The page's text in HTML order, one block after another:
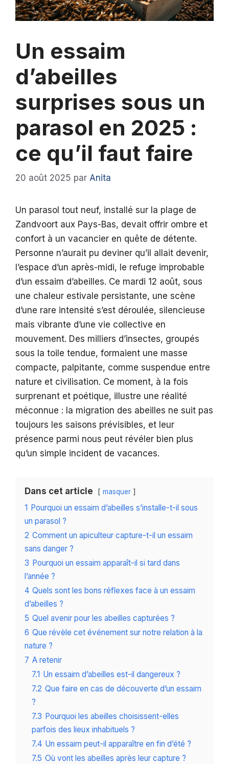
Un essaim
d’abeilles
surprises sous un
parasol en 2025 :
ce qu’il faut faire
20 août 2025 par Anita
Un parasol tout neuf, installé sur la plage de
Zandvoort aux Pays-Bas, devait offrir ombre et
confort à un vacancier en quête de détente.
Personne n’aurait pu deviner qu’il allait devenir,
l’espace d’un après-midi, le refuge improbable
d’un essaim d’abeilles. Ce mardi 12 août, sous
une chaleur estivale persistante, une scène
d’une rare intensité s’est déroulée, silencieuse
mais vibrante d’une vie collective en
mouvement. Des milliers d’insectes, groupés
sous la toile tendue, formaient une masse
compacte, palpitante, comme suspendue entre
nature et civilisation. Ce moment, à la fois
surprenant et poétique, illustre une réalité
méconnue : la migration des abeilles ne suit pas
toujours les saisons prévisibles, et leur
présence parmi nous peut révéler bien plus
qu’un simple incident de vacances.
Dans cet article masquer
1 Pourquoi un essaim d’abeilles s’installe-t-il sous
un parasol ?
2 Comment un apiculteur capture-t-il un essaim
sans danger ?
3 Pourquoi un essaim apparaît-il si tard dans
l’année ?
4 Quels sont les bons réflexes face à un essaim
d’abeilles ?
5 Quel avenir pour les abeilles capturées ?
6 Que révèle cet événement sur notre relation à la
nature ?
7 A retenir
7.1 Un essaim d’abeilles est-il dangereux ?
7.2 Que faire en cas de découverte d’un essaim
?
7.3 Pourquoi les abeilles choisissent-elles
parfois des lieux inhabituels ?
7.4 Un essaim peut-il apparaître en fin d’été ?
7.5 Où vont les abeilles après leur capture ?